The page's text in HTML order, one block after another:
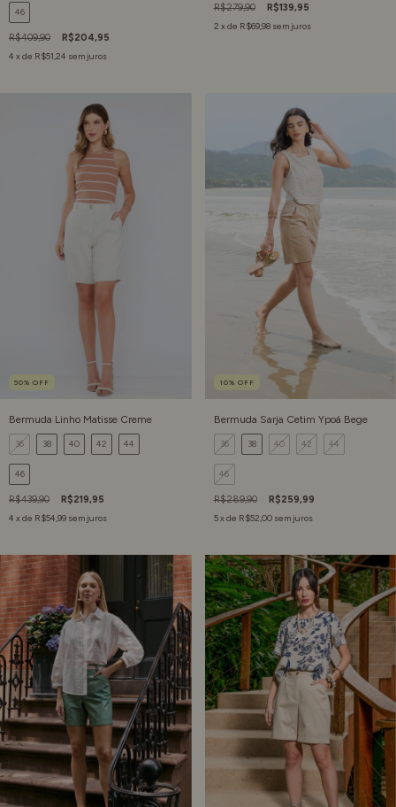
46
R$409,90
R$204,95
4 x de R$51,24 sem juros
R$279,90
R$139,95
2 x de R$69,98 sem juros
50% OFF
Bermuda Linho Matisse Creme
36 38 40 42 44
46
R$439,90
R$219,95
4 x de R$54,99 sem juros
10% OFF
Bermuda Sarja Cetim Ypoá Bege
36 38 40 42 44
46
R$289,90
R$259,99
5x de R$52,00 sem juros